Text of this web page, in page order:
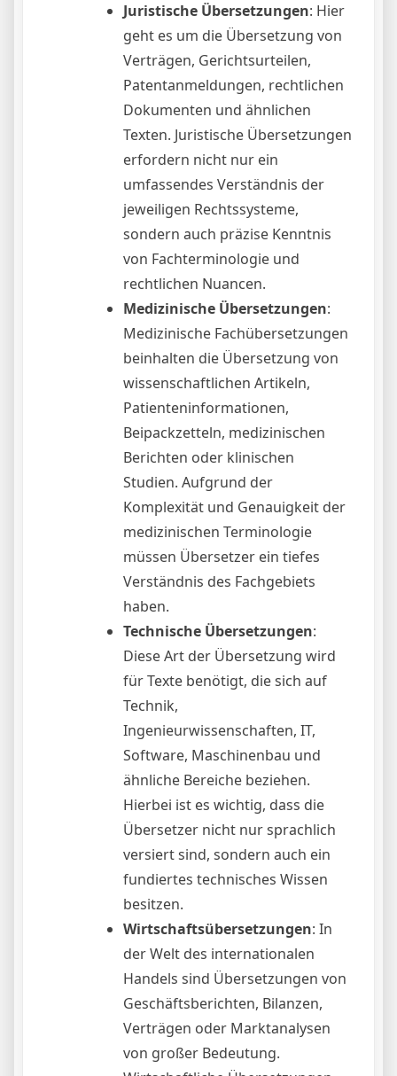
Juristische Übersetzungen: Hier
geht es um die Übersetzung von
Verträgen, Gerichtsurteilen,
Patentanmeldungen, rechtlichen
Dokumenten und ähnlichen
Texten. Juristische Übersetzungen
erfordern nicht nur ein
umfassendes Verständnis der
jeweiligen Rechtssysteme,
sondern auch präzise Kenntnis
von Fachterminologie und
rechtlichen Nuancen.
Medizinische Übersetzungen:
Medizinische Fachübersetzungen
beinhalten die Übersetzung von
wissenschaftlichen Artikeln,
Patienteninformationen,
Beipackzetteln, medizinischen
Berichten oder klinischen
Studien. Aufgrund der
Komplexität und Genauigkeit der
medizinischen Terminologie
müssen Übersetzer ein tiefes
Verständnis des Fachgebiets
haben.
Technische Übersetzungen:
Diese Art der Übersetzung wird
für Texte benötigt, die sich auf
Technik,
Ingenieurwissenschaften, IT,
Software, Maschinenbau und
ähnliche Bereiche beziehen.
Hierbei ist es wichtig, dass die
Übersetzer nicht nur sprachlich
versiert sind, sondern auch ein
fundiertes technisches Wissen
besitzen.
Wirtschaftsübersetzungen: In
der Welt des internationalen
Handels sind Übersetzungen von
Geschäftsberichten, Bilanzen,
Verträgen oder Marktanalysen
von großer Bedeutung.